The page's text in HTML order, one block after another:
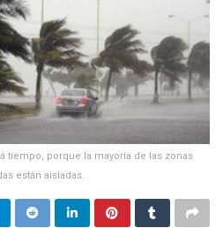
tiempo, porque la mayoría de las zonas
están aisladas.